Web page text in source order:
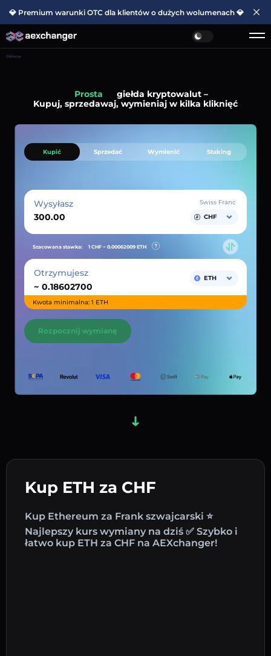
💎 Premium warunki OTC dla klientów o dużych wolumenach 💎
Główna
Prosta
giełda kryptowalut –
Kupuj, sprzedawaj, wymieniaj w kilka kliknięć
Kup ETH za CHF
Kup Ethereum za Frank szwajcarski ⭐
Najlepszy kurs wymiany na dziś ✅ Szybko i
łatwo kup ETH za CHF na AEXchanger!
Kupić Sprzedać Wymienić Staking
Wysyłasz
Swiss Franc
CHF
Szacowana stawka: 1 CHF ~ 0.00062009 ETH
Otrzymujesz
~
ETH
Kwota minimalna: 1 ETH
Rozpocznij wymianę